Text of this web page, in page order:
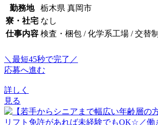
勤務地
栃木県 真岡市
寮・社宅 なし
仕事内容 検査・梱包 / 化学系工場 / 交替制
＼最短45秒で完了／
応募へ進む
詳しく
見る